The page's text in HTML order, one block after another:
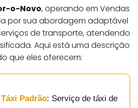
o-Novo, operando em Vendas
por sua abordagem adaptável
de transporte, atendendo
Aqui está uma descrição
que eles oferecem:
Padrão: Serviço de táxi de